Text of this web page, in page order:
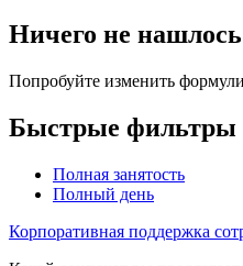
Ничего не нашлось
Попробуйте изменить
Быстрые фильтры
Полная занятость
Полный день
Корпоративная поддержка